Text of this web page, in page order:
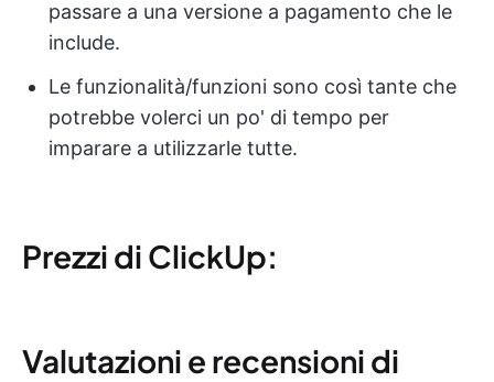
passare a una versione a pagamento che le
include.
Le funzionalità/funzioni sono così tante che
potrebbe volerci un po' di tempo per
imparare a utilizzarle tutte.
Prezzi di ClickUp:
Valutazioni e recensioni di